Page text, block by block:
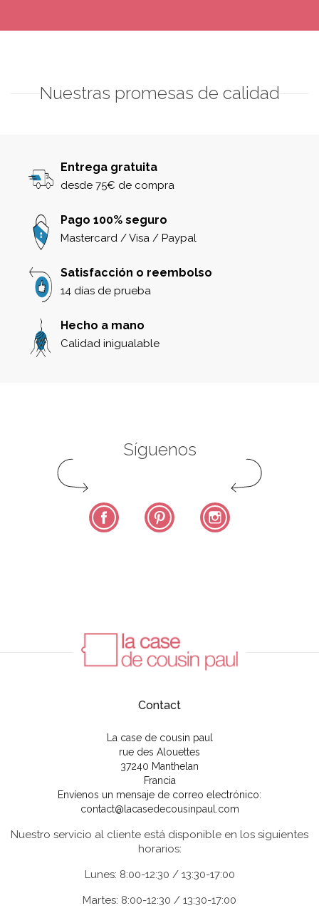
Nuestras promesas de calidad
Entrega gratuita
desde 75€ de compra
Pago 100% seguro
Mastercard / Visa / Paypal
Satisfacción o reembolso
14 días de prueba
Hecho a mano
Calidad inigualable
Síguenos
Facebook Pinterest
Contact
La case de cousin paul
rue des Alouettes
37240 Manthelan
Francia
Envíenos un mensaje de correo electrónico:
contact@lacasedecousinpaul.com
Nuestro servicio al cliente está disponible en los siguientes
horarios:
Lunes: 8:00-12:30 / 13:30-17:00
Martes: 8:00-12:30 / 13:30-17:00